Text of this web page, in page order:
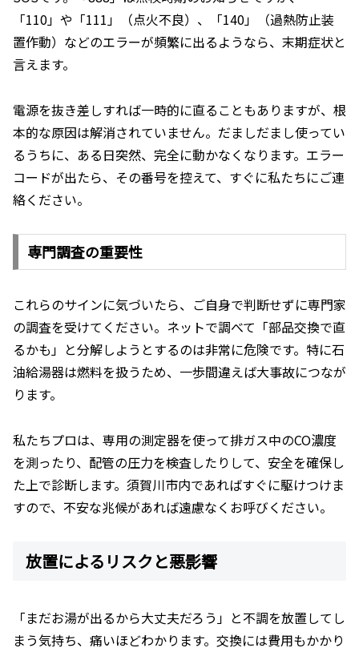
「110」や「111」（点火不良）、「140」（過熱防止装
置作動）などのエラーが頻繁に出るようなら、末期症状と
言えます。
電源を抜き差しすれば一時的に直ることもありますが、根
本的な原因は解消されていません。だましだまし使ってい
るうちに、ある日突然、完全に動かなくなります。エラー
コードが出たら、その番号を控えて、すぐに私たちにご連
絡ください。
専門調査の重要性
これらのサインに気づいたら、ご自身で判断せずに専門家
の調査を受けてください。ネットで調べて「部品交換で直
るかも」と分解しようとするのは非常に危険です。特に石
油給湯器は燃料を扱うため、一歩間違えば大事故につなが
ります。
私たちプロは、専用の測定器を使って排ガス中のCO濃度
を測ったり、配管の圧力を検査したりして、安全を確保し
た上で診断します。須賀川市内であればすぐに駆けつけま
すので、不安な兆候があれば遠慮なくお呼びください。
放置によるリスクと悪影響
「まだお湯が出るから大丈夫だろう」と不調を放置してし
まう気持ち、痛いほどわかります。交換には費用もかかり